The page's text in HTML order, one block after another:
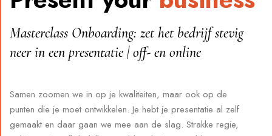
Masterclass Onboarding: zet het bedrijf stevig
neer in een presentatie | off- en online
Samen zoomen we in op je kwaliteiten, maar ook op de
punten die je moet ontwikkelen. Je hebt je presentatie al zelf
gemaakt en daar gaan we mee aan de slag. Strakke regie,